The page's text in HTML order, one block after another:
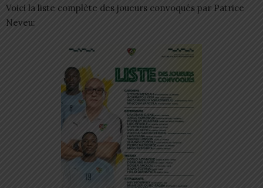
Voici la liste complète des joueurs convoqués par Patrice
Neveu: